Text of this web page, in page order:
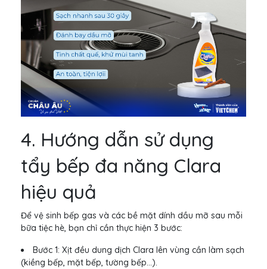
4. Hướng dẫn sử dụng
tẩy bếp đa năng Clara
hiệu quả
Để vệ sinh bếp gas và các bề mặt dính dầu mỡ sau mỗi
bữa tiệc hè, bạn chỉ cần thực hiện 3 bước:
Bước 1: Xịt đều dung dịch Clara lên vùng cần làm sạch
(kiềng bếp, mặt bếp, tường bếp...).